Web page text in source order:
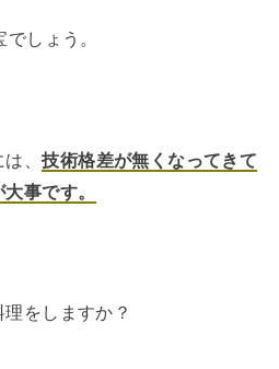
しょう。
は、技術格差が無くなってきて
事です。
をしますか？